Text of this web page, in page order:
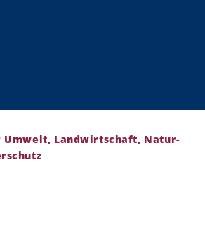
Landwirtschaft, Natur-